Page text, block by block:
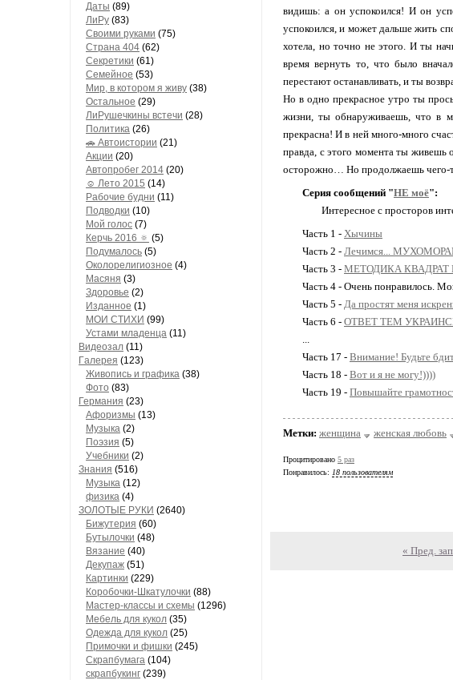
Даты (89)
ЛиРу (83)
Своими руками (75)
Страна 404 (62)
Секретики (61)
Семейное (53)
Мир, в котором я живу (38)
Остальное (29)
ЛиРушечкины встечи (28)
Политика (26)
🚗 Автоистории (21)
Акции (20)
Автопробег 2014 (20)
☺ Лето 2015 (14)
Рабочие будни (11)
Подводки (10)
Мой голос (7)
Керчь 2016 🔅 (5)
Подумалось (5)
Околорелигиозное (4)
Масяня (3)
Здоровье (2)
Изданное (1)
МОИ СТИХИ (99)
Устами младенца (11)
Видеозал (11)
Гaлерея (123)
Живопись и грaфикa (38)
Фото (83)
Гермaния (23)
Aфоризмы (13)
Музыкa (2)
Поэзия (5)
Учебники (2)
Знания (516)
Музыкa (12)
физика (4)
ЗОЛОТЫЕ РУКИ (2640)
Бижутерия (60)
Бутылочки (48)
Вязaние (40)
Декупaж (51)
Кaртинки (229)
Коробочки-Шкатулочки (88)
Мастер-классы и схемы (1296)
Мебель для кукол (35)
Одеждa для кукол (25)
Примочки и фишки (245)
Скрaпбумaгa (104)
скрапбукинг (239)
видишь: а он успокоился! И он
успокоился, и может дальше жить
хотела, но точно не этого. И ты
время вернуть то, что было
перестают останавливать, и ты
Но в одно прекрасное утро ты
жизни, ты обнаруживаешь, что в
прекрасна! И в ней много-много
правда, с этого момента ты живешь
осторожно… Но продолжаешь чего-
Серия сообщений "НЕ моё":
Интересное с просторов
Часть 1 - Хычины
Часть 2 - Лечимся...
Часть 3 - МЕТОДИКА КВАДРАТ
Часть 4 - Очень понравилось.
Часть 5 - Да простят меня
Часть 6 - ОТВЕТ ТЕМ
...
Часть 17 - Внимание! Будьте
Часть 18 - Вот и я не могу!))))
Часть 19 - Повышайте
Метки: женщина женская любовь
Процитировано 5 раз
Понравилось: 18 пользователям
« Пред.